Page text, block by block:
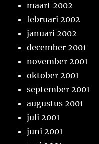
maart 2002
februari 2002
januari 2002
december 2001
november 2001
oktober 2001
september 2001
augustus 2001
juli 2001
juni 2001